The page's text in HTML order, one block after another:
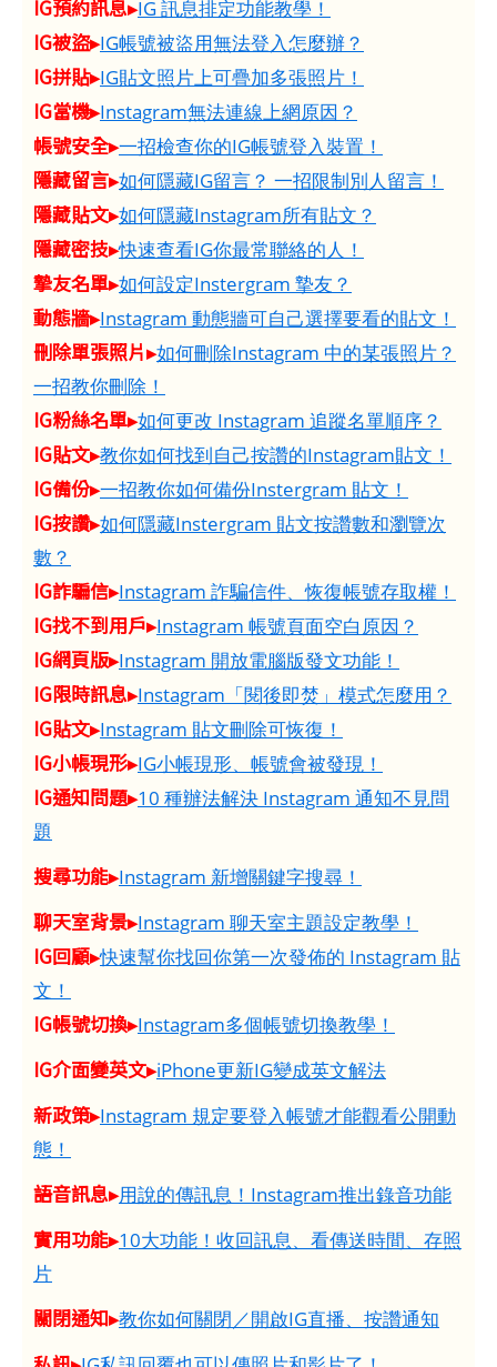
IG預約訊息▸IG 訊息排定功能教學！
IG被盜▸IG帳號被盜用無法登入怎麼辦？
IG拼貼▸IG貼文照片上可疊加多張照片！
IG當機▸Instagram無法連線上網原因？
帳號安全▸一招檢查你的IG帳號登入裝置！
隱藏留言▸如何隱藏IG留言？ 一招限制別人留言！
隱藏貼文▸如何隱藏Instagram所有貼文？
隱藏密技▸快速查看IG你最常聯絡的人！
摯友名單▸如何設定Instergram 摯友？
動態牆▸Instagram 動態牆可自己選擇要看的貼文！
刪除單張照片▸如何刪除Instagram 中的某張照片？
一招教你刪除！
IG粉絲名單▸如何更改 Instagram 追蹤名單順序？
IG貼文▸教你如何找到自己按讚的Instagram貼文！
IG備份▸一招教你如何備份Instergram 貼文！
IG按讚▸如何隱藏Instergram 貼文按讚數和瀏覽次
數？
IG詐騙信▸Instagram 詐騙信件、恢復帳號存取權！
IG找不到用戶▸Instagram 帳號頁面空白原因？
IG網頁版▸Instagram 開放電腦版發文功能！
IG限時訊息▸Instagram「閱後即焚」模式怎麼用？
IG貼文▸Instagram 貼文刪除可恢復！
IG小帳現形▸IG小帳現形、帳號會被發現！
IG通知問題▸10 種辦法解決 Instagram 通知不見問
題
搜尋功能▸Instagram 新增關鍵字搜尋！
聊天室背景▸Instagram 聊天室主題設定教學！
IG回顧▸快速幫你找回你第一次發佈的 Instagram 貼
文！
IG帳號切換▸Instagram多個帳號切換教學！
IG介面變英文▸iPhone更新IG變成英文解法
新政策▸Instagram 規定要登入帳號才能觀看公開動
態！
語音訊息▸用說的傳訊息！Instagram推出錄音功能
實用功能▸10大功能！收回訊息、看傳送時間、存照
片
關閉通知▸教你如何關閉／開啟IG直播、按讚通知